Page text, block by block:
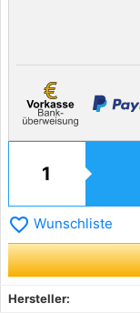
favorite_border Wunschliste
Hersteller: